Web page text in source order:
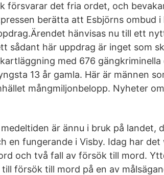
försvarar det fria ordet, och
berätta att Esbjörns ombud
hänvisas nu till ett
sådant här uppdrag är inget som
med 676 gängkriminella
13 år gamla. Här är männen
mångmiljonbelopp. Nyheter
är ännu i bruk på landet,
en fungerande i Visby. Idag har
och två fall av försök till mord.
försök till mord på en av